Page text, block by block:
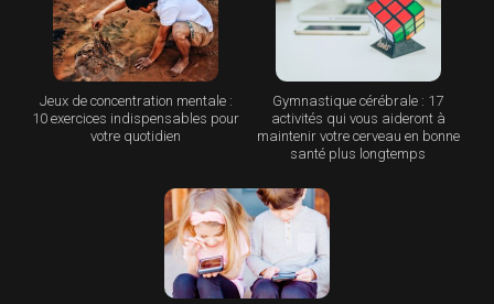
Jeux de concentration mentale :
10 exercices indispensables pour
votre quotidien
Gymnastique cérébrale : 17
activités qui vous aideront à
maintenir votre cerveau en bonne
santé plus longtemps